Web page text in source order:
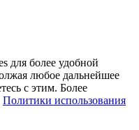
для более удобной
любое дальнейшее
с этим. Более
Политики использования